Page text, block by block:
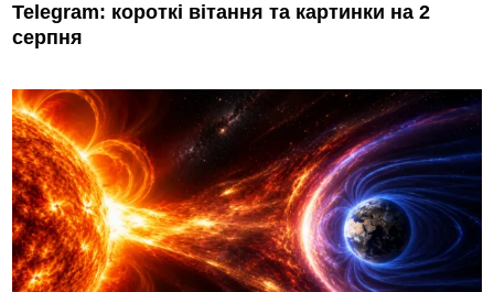
Telegram: короткі вітання та картинки на 2
серпня